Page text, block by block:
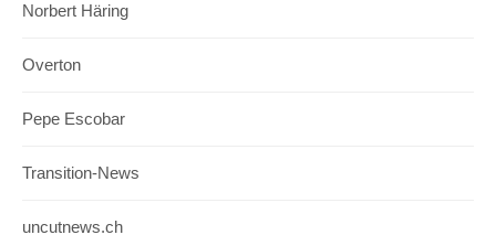
Norbert Häring
Overton
Pepe Escobar
Transition-News
uncutnews.ch